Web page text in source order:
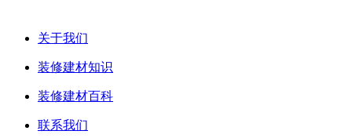
关于我们
装修建材知识
装修建材百科
联系我们